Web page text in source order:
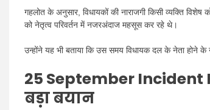
गहलोत के अनुसार, विधायकों की नाराजगी किसी व्यक्ति
को नेतृत्व परिवर्तन में नजरअंदाज महसूस कर रहे थे।
उन्होंने यह भी बताया कि उस समय विधायक दल के नेता होने के
25 September
बड़ा बयान